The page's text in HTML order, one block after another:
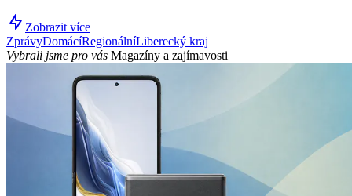
Zobrazit více
ZprávyDomácíRegionálníLiberecký kraj
Vybrali jsme pro vás Magazíny a zajímavosti